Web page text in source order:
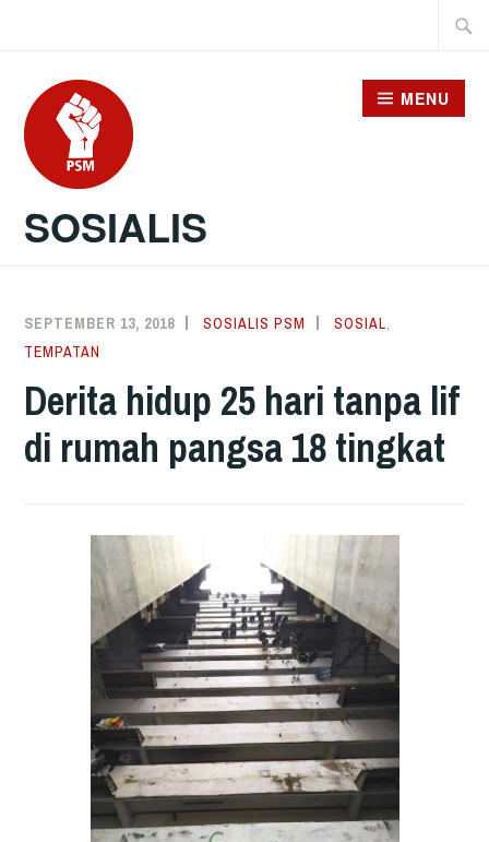
content
SOSIALIS
MENU
SEPTEMBER 13, 2018 SOSIALIS PSM SOSIAL
TEMPATAN
Derita hidup 25 hari tanpa lif
di rumah pangsa 18 tingkat